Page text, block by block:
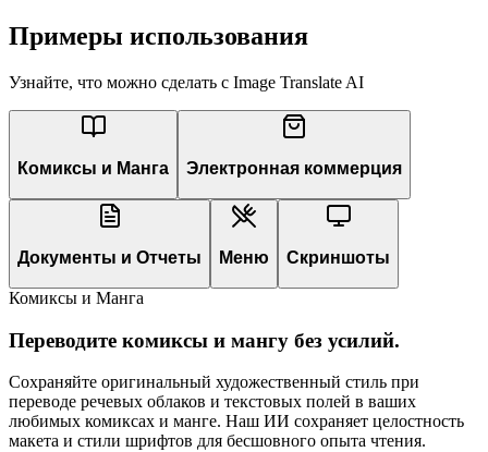
Примеры использования
Узнайте, что можно сделать с Image Translate AI
Комиксы и Манга Электронная коммерция
Документы и Отчеты Меню Скриншоты
Комиксы и Манга
Переводите комиксы и мангу без усилий.
Сохраняйте оригинальный художественный стиль при
переводе речевых облаков и текстовых полей в ваших
любимых комиксах и манге. Наш ИИ сохраняет целостность
макета и стили шрифтов для бесшовного опыта чтения.